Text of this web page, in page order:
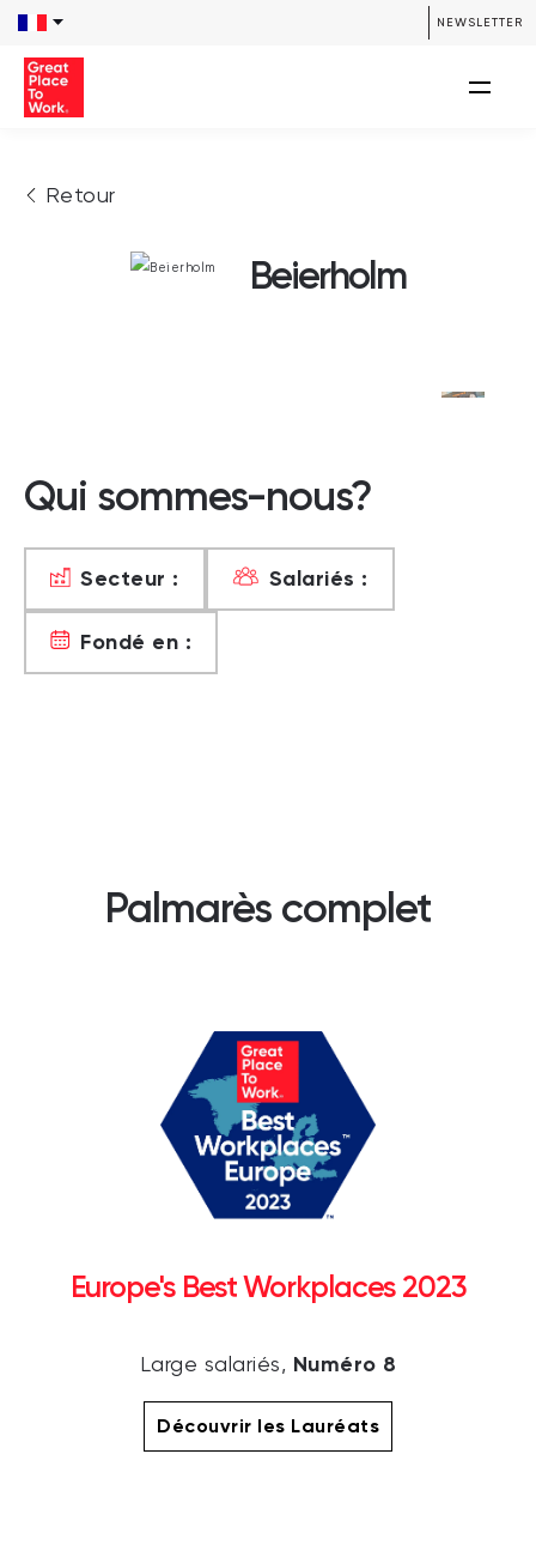
NEWSLETTER
Retour
Beierholm
Qui sommes-nous?
Secteur : Salariés :
Fondé en :
Palmarès complet
Europe's Best Workplaces 2023
Large salariés, Numéro 8
Découvrir les Lauréats